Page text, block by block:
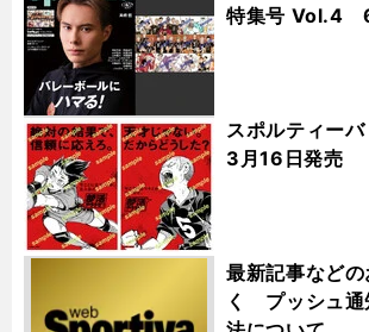
特集号 Vol.4
スポルティー
3月16日発売
最新記事など
く プッシュ通